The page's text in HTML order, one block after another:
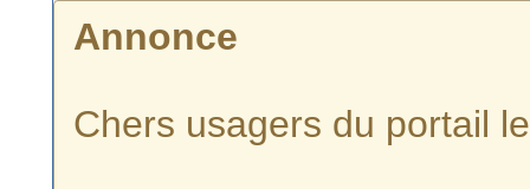
Annonce
Chers usagers du portail